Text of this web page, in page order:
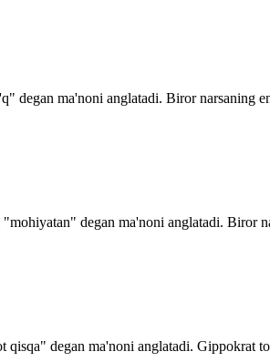
degan ma'noni anglatadi. Biror narsaning
degan ma'noni anglatadi. Biror
degan ma'noni anglatadi. Gippokrat